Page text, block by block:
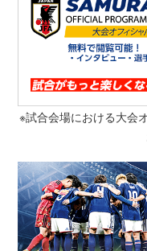
※試合会場における大会